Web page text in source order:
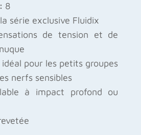
8
série exclusive Fluidix
de tension et de
pour les petits groupes
nerfs sensibles
à impact profond ou